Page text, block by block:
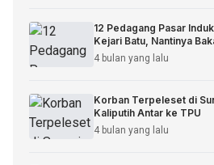
12 Pedagang Pasar
Kejari Batu, Nantinya
4 bulan yang lalu
Korban Terpeleset di
Kaliputih Antar ke TPU
4 bulan yang lalu